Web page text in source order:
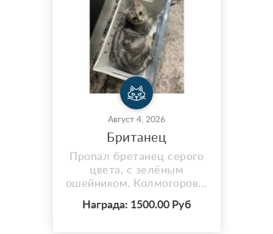
болезни в детстве ).
Сопит, насморк. Серая,
миниатюрная. Могла
забиться под заборы,
веранды ил...
Август 4, 2026
Британец
Пропал бретанец серого
цвета, с зелёным
ошейником. Колмогорово,
Барсик
Награда: 1500.00 Руб